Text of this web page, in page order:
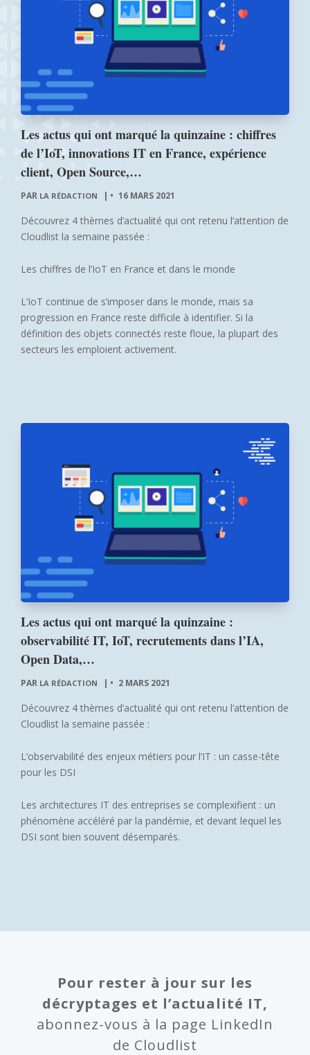
Les actus qui ont marqué la quinzaine : chiffres
de l’IoT, innovations IT en France, expérience
client, Open Source,…
PAR LA RÉDACTION | 16 MARS 2021
Découvrez 4 thèmes d’actualité qui ont retenu l’attention de
Cloudlist la semaine passée :
Les chiffres de l’IoT en France et dans le monde
L’IoT continue de s’imposer dans le monde, mais sa
progression en France reste difficile à identifier. Si la
définition des objets connectés reste floue, la plupart des
secteurs les emploient activement.
Les actus qui ont marqué la quinzaine :
observabilité IT, IoT, recrutements dans l’IA,
Open Data,…
PAR LA RÉDACTION | 2 MARS 2021
Découvrez 4 thèmes d’actualité qui ont retenu l’attention de
Cloudlist la semaine passée :
L’observabilité des enjeux métiers pour l’IT : un casse-tête
pour les DSI
Les architectures IT des entreprises se complexifient : un
phénomène accéléré par la pandémie, et devant lequel les
DSI sont bien souvent désemparés.
Pour rester à jour sur les
décryptages et l’actualité IT,
abonnez-vous à la page LinkedIn
de Cloudlist